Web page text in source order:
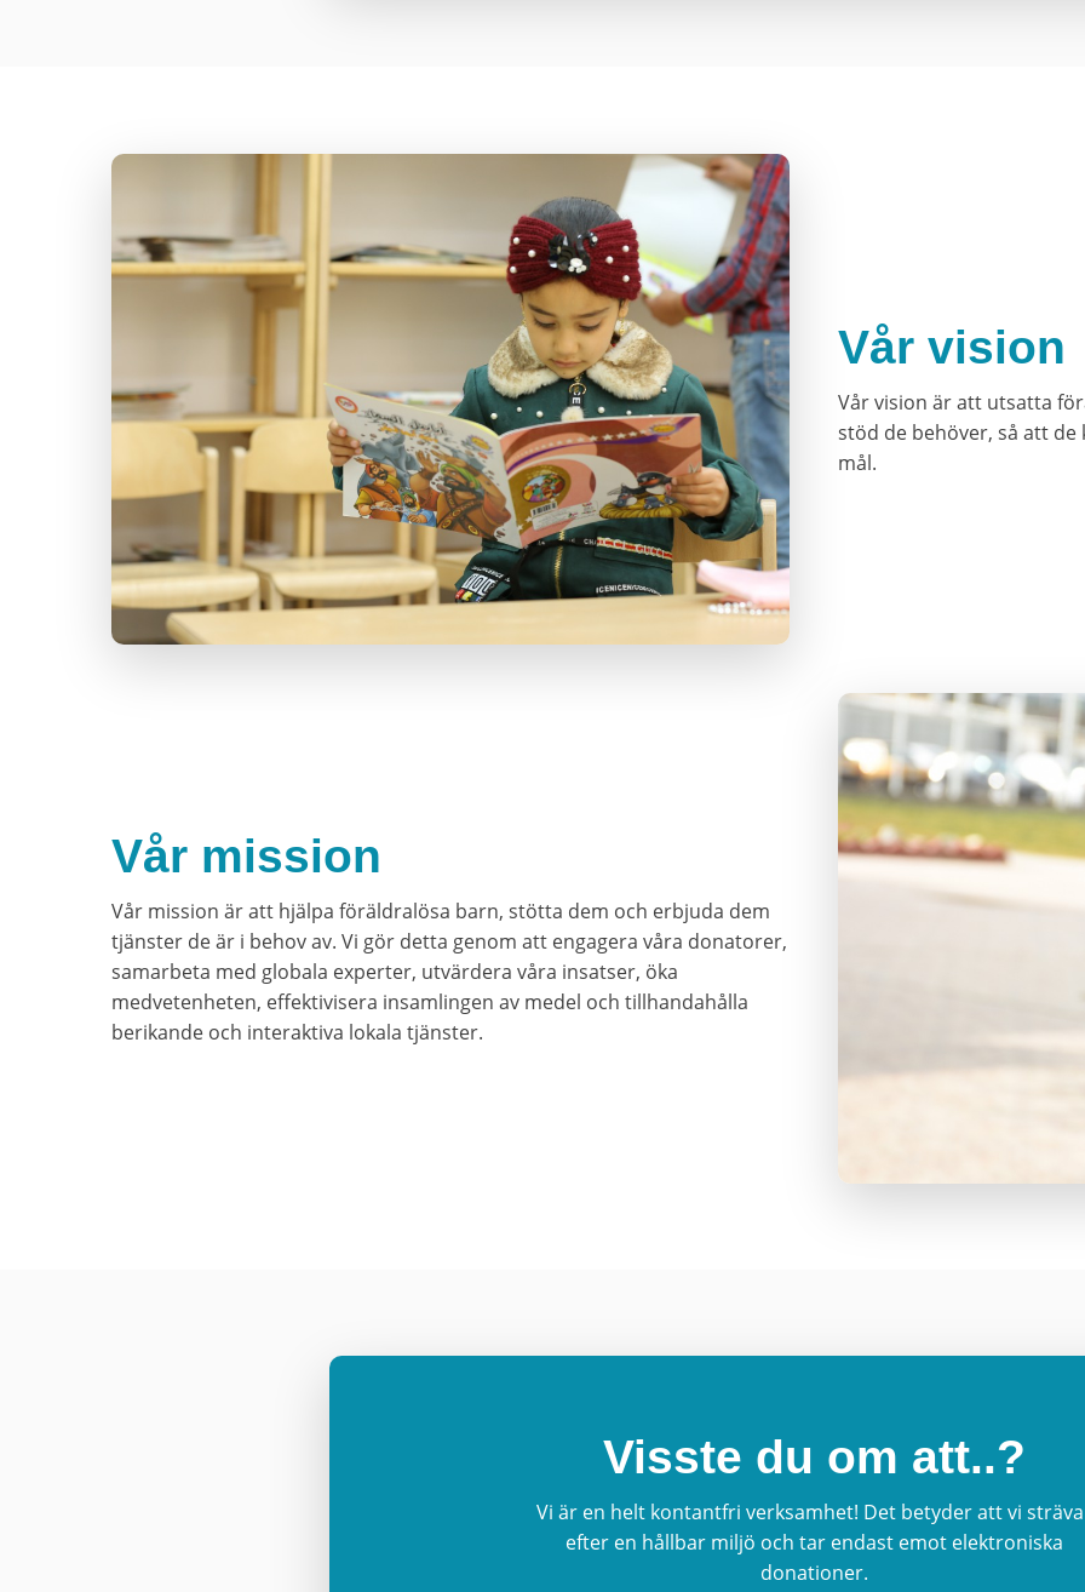
Vår vision
Vår vision är att utsatta
stöd de behöver, så att
mål.
Vår mission
Vår mission är att hjälpa föräldralösa barn, stötta dem och erbjuda dem
tjänster de är i behov av. Vi gör detta genom att engagera våra donatorer,
samarbeta med globala experter, utvärdera våra insatser, öka
medvetenheten, effektivisera insamlingen av medel och tillhandahålla
berikande och interaktiva lokala tjänster.
Visste du om att..?
Vi är en helt kontantfri verksamhet! Det betyder att vi
efter en hållbar miljö och tar endast emot elektroniska
donationer.